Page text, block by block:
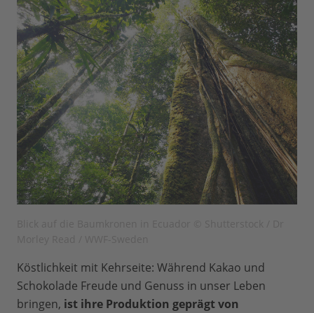
Köstlichkeit mit Kehrseite: Während Kakao und
Schokolade Freude und Genuss in unser Leben
bringen, ist ihre Produktion geprägt von